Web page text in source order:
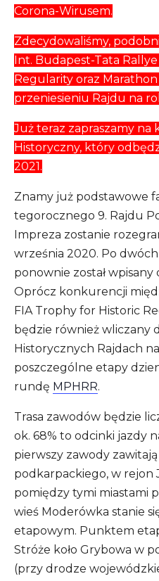
Corona-Wirusem.
Zdecydowaliśmy,
Int. Budapest-Tata
Regularity oraz
przeniesieniu Rajdu na
Już teraz zapraszamy na
Historyczny, który
2021.
Znamy już podstawowe
tegorocznego 9. Rajdu
Impreza zostanie
września 2020. Po
ponownie został wpisany
Oprócz konkurencji
FIA Trophy for Historic
będzie również wliczany
Historycznych Rajdach
poszczególne etapy
rundę MPHRR.
Trasa zawodów będzie
ok. 68% to odcinki jazdy
pierwszy zawody
podkarpackiego, w rejon
pomiędzy tymi miastami
wieś Moderówka stanie
etapowym. Punktem
Stróże koło Grybowa w
(przy drodze